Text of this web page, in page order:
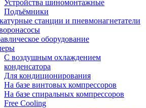
Устройства шиномонтажные
Подъёмники
станции и пневмонагнетатели
оборудование
С воздушным охлаждением
конденсатора
Для кондиционирования
На базе винтовых компрессоров
На базе спиральных компрессоров
Free Cooling